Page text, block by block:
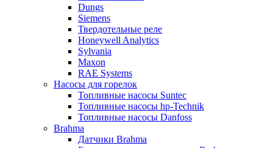
Dungs
Siemens
Твердотельные реле
Honeywell Analytics
Sylvania
Maxon
RAE Systems
Насосы для горелок
Топливные насосы Suntec
Топливные насосы hp-Technik
Топливные насосы Danfoss
Brahma
Датчики Brahma